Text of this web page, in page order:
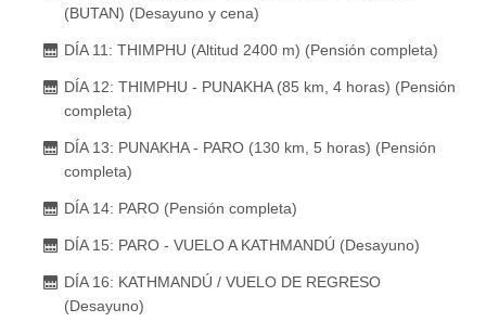
(BUTAN) (Desayuno y cena)
DÍA 11: THIMPHU (Altitud 2400 m) (Pensión completa)
DÍA 12: THIMPHU - PUNAKHA (85 km, 4 horas) (Pensión
completa)
DÍA 13: PUNAKHA - PARO (130 km, 5 horas) (Pensión
completa)
DÍA 14: PARO (Pensión completa)
DÍA 15: PARO - VUELO A KATHMANDÚ (Desayuno)
DÍA 16: KATHMANDÚ / VUELO DE REGRESO
(Desayuno)